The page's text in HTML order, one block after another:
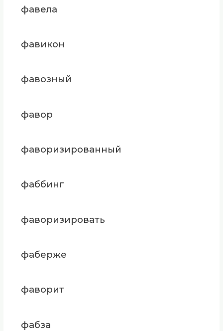
фавела
фавикон
фавозный
фавор
фаворизированный
фаббинг
фаворизировать
фаберже
фаворит
фабза